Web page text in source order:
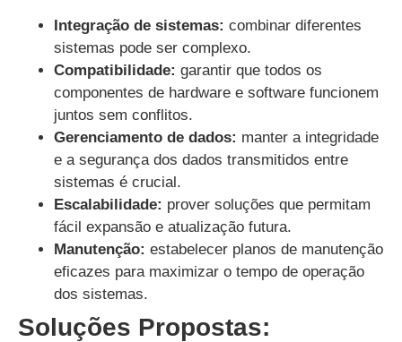
Integração de sistemas: combinar diferentes
sistemas pode ser complexo.
Compatibilidade: garantir que todos os
componentes de hardware e software funcionem
juntos sem conflitos.
Gerenciamento de dados: manter a integridade
e a segurança dos dados transmitidos entre
sistemas é crucial.
Escalabilidade: prover soluções que permitam
fácil expansão e atualização futura.
Manutenção: estabelecer planos de manutenção
eficazes para maximizar o tempo de operação
dos sistemas.
Soluções Propostas: